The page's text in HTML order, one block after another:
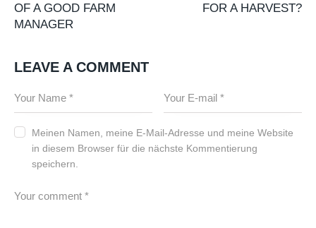
OF A GOOD FARM
MANAGER
FOR A HARVEST?
LEAVE A COMMENT
Meinen Namen, meine E-Mail-Adresse und meine Website
in diesem Browser für die nächste Kommentierung
speichern.